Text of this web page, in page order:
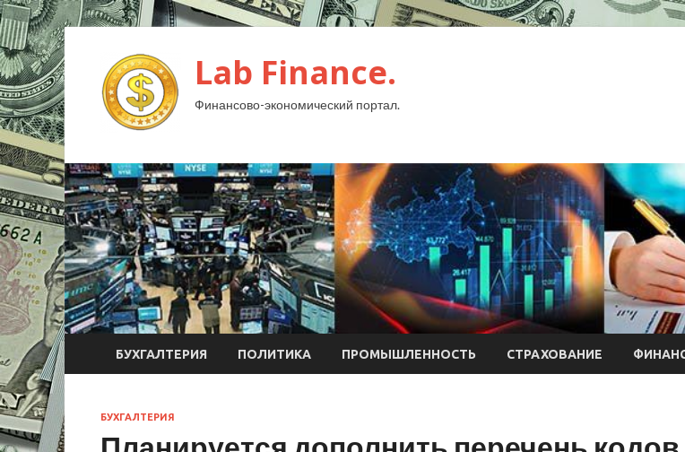
Lab Finance.
Финансово-экономический портал.
БУХГАЛТЕРИЯ ПОЛИТИКА ПРОМЫШЛЕННОСТЬ СТРАХОВАНИЕ
БУХГАЛТЕРИЯ